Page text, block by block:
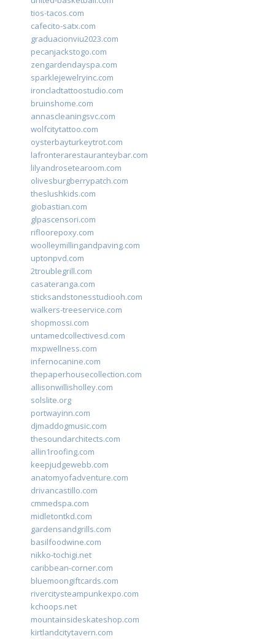
tios-tacos.com
cafecito-satx.com
graduacionviu2023.com
pecanjackstogo.com
zengardendayspa.com
sparklejewelryinc.com
ironcladtattoostudio.com
bruinshome.com
annascleaningsvc.com
wolfcitytattoo.com
oysterbayturkeytrot.com
lafronterarestauranteybar.com
lilyandrosetearoom.com
olivesburgberrypatch.com
theslushkids.com
giobastian.com
glpascensori.com
rifloorepoxy.com
woolleymillingandpaving.com
uptonpvd.com
2troublegrill.com
casateranga.com
sticksandstonesstudiooh.com
walkers-treeservice.com
shopmossi.com
untamedcollectivesd.com
mxpwellness.com
infernocanine.com
thepaperhousecollection.com
allisonwillisholley.com
solslite.org
portwayinn.com
djmaddogmusic.com
thesoundarchitects.com
allin1roofing.com
keepjudgewebb.com
anatomyofadventure.com
drivancastillo.com
cmmedspa.com
midletontkd.com
gardensandgrills.com
basilfoodwine.com
nikko-tochigi.net
caribbean-corner.com
bluemoongiftcards.com
rivercitysteampunkexpo.com
kchoops.net
mountainsideskateshop.com
kirtlandcitytavern.com